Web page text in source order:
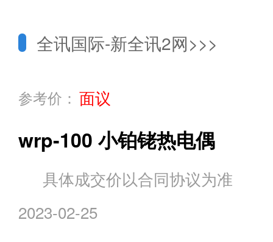
全讯国际-新全讯2网>>>
参考价： 面议
wrp-100 小铂铑热电偶
具体成交价以合同协议为准
2023-02-25